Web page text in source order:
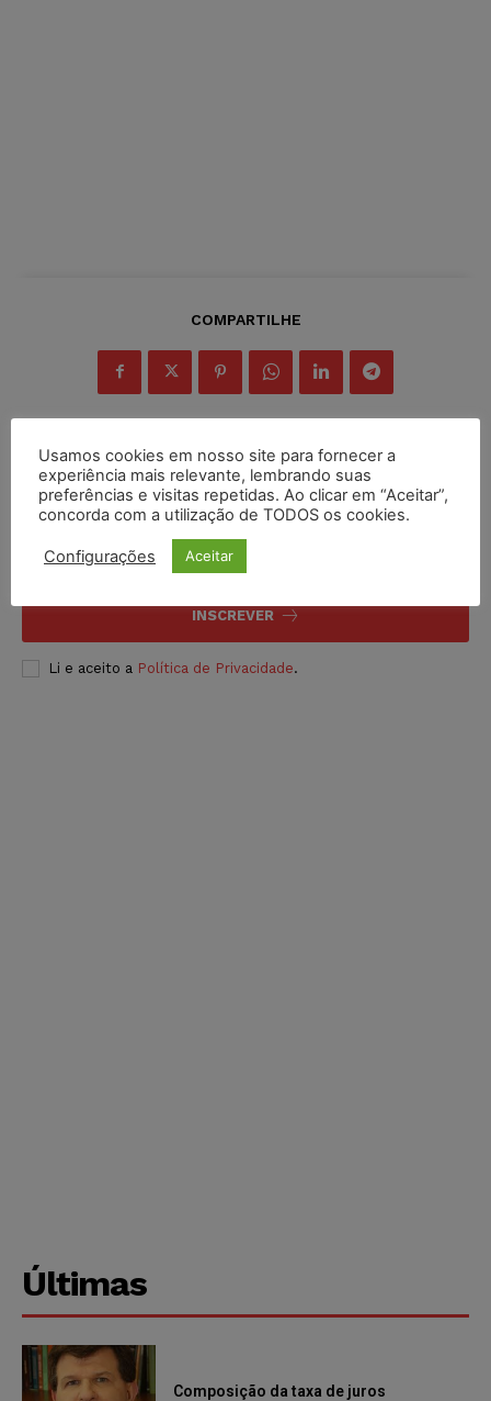
COMPARTILHE
Inscreva-se
INSCREVER
Li e aceito a Política de Privacidade.
Últimas
Composição da taxa de juros
Usamos cookies em nosso site para fornecer a
experiência mais relevante, lembrando suas
preferências e visitas repetidas. Ao clicar em “Aceitar”,
concorda com a utilização de TODOS os cookies.
Configurações Aceitar